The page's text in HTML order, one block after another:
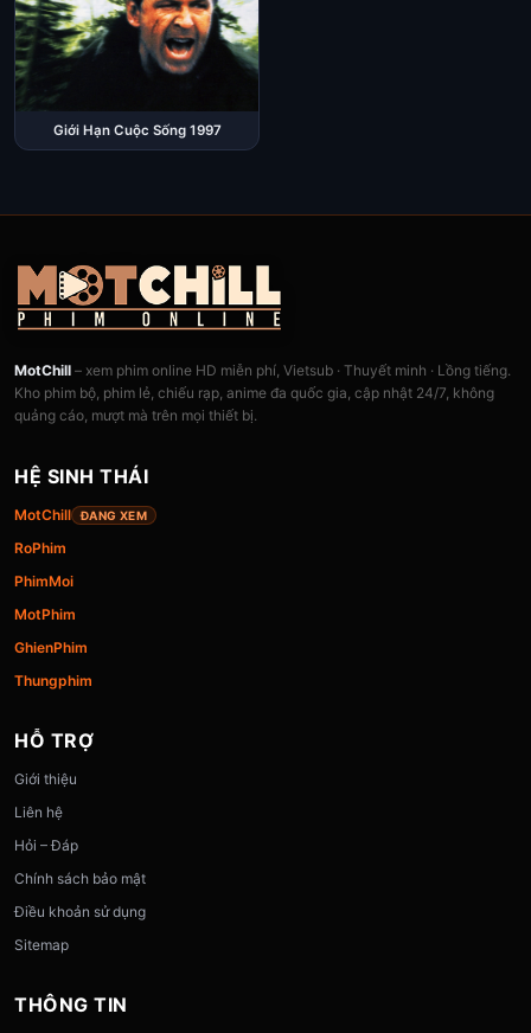
Giới Hạn Cuộc Sống 1997
MotChill – xem phim online HD miễn phí, Vietsub · Thuyết minh · Lồng tiếng.
Kho phim bộ, phim lẻ, chiếu rạp, anime đa quốc gia, cập nhật 24/7, không
quảng cáo, mượt mà trên mọi thiết bị.
HỆ SINH THÁI
MotChill ĐANG XEM
RoPhim
PhimMoi
MotPhim
GhienPhim
Thungphim
HỖ TRỢ
Giới thiệu
Liên hệ
Hỏi – Đáp
Chính sách bảo mật
Điều khoản sử dụng
Sitemap
THÔNG TIN